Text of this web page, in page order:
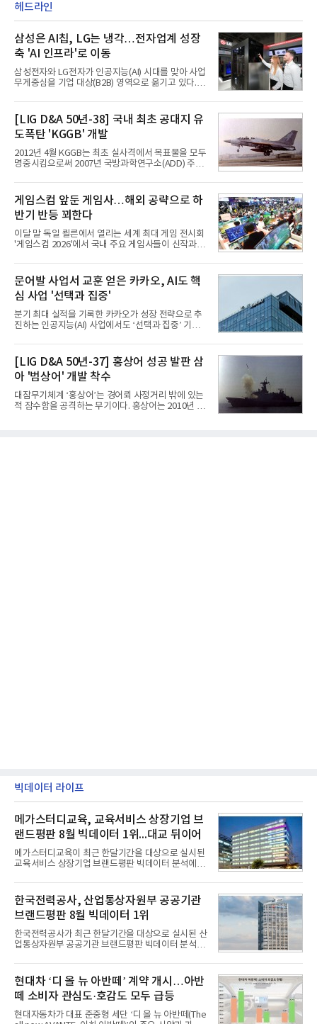
헤드라인
삼성은 AI칩, LG는 냉각…전자업계 성장
축 'AI 인프라'로 이동
삼성전자와 LG전자가 인공지능(AI) 시대를 맞아 사업
무게중심을 기업 대상(B2B) 영역으로 옮기고 있다.
접어든 가운데 삼성전자는 AI 반도체를 중심으로 데
이터센터 생태계 공략을 강화하고 LG전자는 냉각솔
루션·전장·로봇 등 기업용 솔루션 사업 확대에 속도를
내고 있다.9일 업계에 따르면 LG전자는 2분기 생활가
전과 프리미엄 제품 경쟁력에 더해 B2B 사업 확대 효
과로 수익성을 방어한 반면 삼성전자는 디바이스경험
(DX) 부문의 TV·생활가전 수익성이 악화됐다. 대신 삼
사업 확대
[LIG D&A 50년-38] 국내 최초 공대지 유
도폭탄 'KGGB' 개발
2012년 4월 KGGB는 최초 실사격에서 목표물을 모두
명중시킴으로써 2007년 국방과학연구소(ADD) 주관
체로 참여했다. 체계개발에는 총 400여억 원의 개발
비와 62개월의 기간이 소요됐다. 한국형 GPS 유도폭
탄 KGGB(Korea GPS Guided Bomb)는 국내 최초
의 공대지 유도폭탄으로 2012년에 최종 전투용 적합
판정을 받았다.우리 공군이 운용하는 모든 전투기에
탑재할 수 있는 KGGB는 일반목적폭탄(General
Purpose Bomb)에 장착하여 운용토록 개발됐다.이
는 조종사가 휴대하는 명령통신장치(PDU, P
게임스컴 앞둔 게임사…해외 공략으로 하
반기 반등 꾀한다
이달 말 독일 쾰른에서 열리는 세계 최대 게임 전시회
'게임스컴 2026'에서 국내 주요 게임사들이 신작과 글
체별로 엇갈린 가운데 하반기 신작 흥행과 해외 시장
성과가 실적을 좌우할 핵심 변수로 떠오르고 있다.8일
업계에 따르면 올해 상반기 게임업계는 기업별 성적
표가 크게 갈렸다. 대표적으로 크래프톤은 'PUBG: 배
틀그라운드'의 안정적인 성장에 힘입어 상반기 연결
기준 매출 2조6616억원, 영업이익 9725억원으로 역
대 최대 실적을 기록했다. 엔씨도 올해 출시한 '아이온
동기 대
문어발 사업서 교훈 얻은 카카오, AI도 핵
심 사업 '선택과 집중'
분기 최대 실적을 기록한 카카오가 성장 전략으로 추
진하는 인공지능(AI) 사업에서도 ‘선택과 집중’ 기조
라 투자에 나서는 것과 달리, 카카오는 ‘카카오톡’이
라는 플랫폼 경쟁력을 활용한 AI 에이전트 서비스에
집중하는 전략이다. 과거 무리한 사업 확장 과정에서
겪었던 시행착오를 되풀이하지 않고 핵심 역량에 집
중하겠다는 취지로 풀이된다.7일 업계에 따르면 카카
오는 올해 2분기 연결 기준 매출 2조985억원, 영업이
익 2770억원을 기록했다. 전년 동기 대비 매출과 영업
[LIG D&A 50년-37] 홍상어 성공 발판 삼
아 '범상어' 개발 착수
대잠무기체계 ‘홍상어’는 경어뢰 사정거리 밖에 있는
적 잠수함을 공격하는 무기이다. 홍상어는 2010년 넥
빅데이터 라이프
메가스터디교육, 교육서비스 상장기업 브
랜드평판 8월 빅데이터 1위...대교 뒤이어
메가스터디교육이 최근 한달기간을 대상으로 실시된
교육서비스 상장기업 브랜드평판 빅데이터 분석에서
일 한국기업평판연구소(소장 구창환)는 국내 교육서
비스 상장기업 브랜드를 대상으로 지난 7월 7일부터
8월 7일까지 수집된 소비자 빅데이터 10,074,233건
을 분석한 결과, 메가스터디교육이 브랜드평판지수
1,710,926을 기록하며 8월 1위에 올랐다고 밝혔다.
분석에 활용된 빅데이터는 지난 7월(9,491,206건) 대
비 6.14% 증가한 수치로, 교육서비스 상장기업 브랜
디교육, 대교, 디지
한국전력공사, 산업통상자원부 공공기관
브랜드평판 8월 빅데이터 1위
한국전력공사가 최근 한달기간을 대상으로 실시된 산
업통상자원부 공공기관 브랜드평판 빅데이터 분석에
이 순으로 뒤를 이었다.7일 한국기업평판연구소(소장
구창환)는 산업통상자원부 공공기관 41개 브랜드를
대상으로 지난 7월 7일부터 8월 7일까지 수집된 소비
자 빅데이터 91,102,549건을 분석한 결과, 한국전력
공사가 브랜드평판지수 10,670,633을 기록하며 8월
1위에 올랐다고 밝혔다. 분석에 활용된 빅데이터는 지
현대차 ‘디 올 뉴 아반떼’ 계약 개시…아반
떼 소비자 관심도·호감도 모두 급등
현대자동차가 대표 준중형 세단 ‘디 올 뉴 아반떼(The